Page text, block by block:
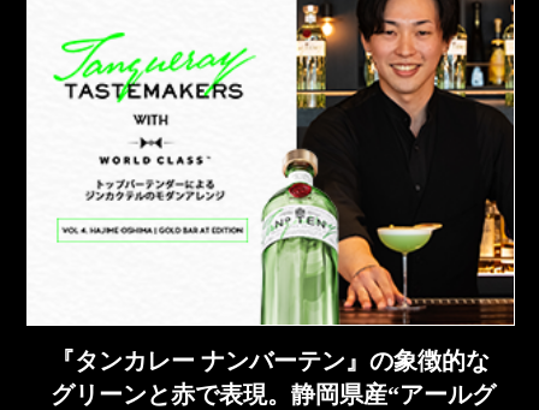
『タンカレー ナンバーテン』の象徴的な
グリーンと赤で表現。静岡県産“アールグ